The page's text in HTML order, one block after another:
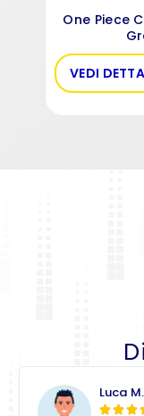
One Piece
VEDI
Luca M.
